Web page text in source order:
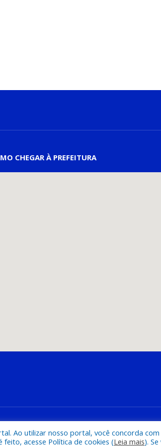
CHEGAR À PREFEITURA
Ao utilizar nosso portal, você concorda
acesse Política de cookies (Leia mais).